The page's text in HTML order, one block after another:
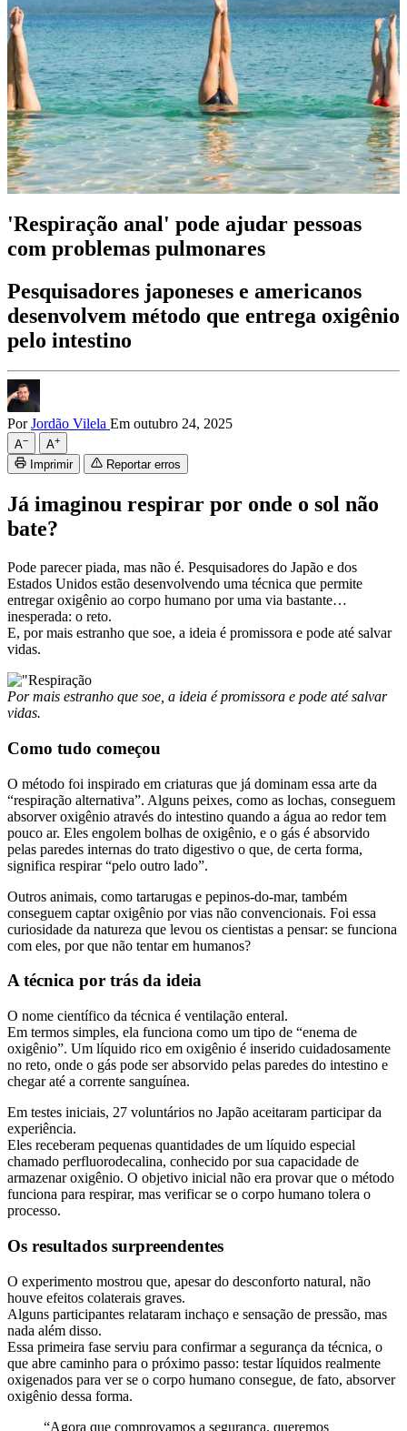
'Respiração anal' pode ajudar pessoas
com problemas pulmonares
Pesquisadores japoneses e americanos
desenvolvem método que entrega oxigênio
pelo intestino
PorJordão Vilela Em outubro 24, 2025
A− A+
Imprimir Reportar erros
Já imaginou respirar por onde o sol não
bate?
Pode parecer piada, mas não é. Pesquisadores do Japão e dos
Estados Unidos estão desenvolvendo uma técnica que permite
entregar oxigênio ao corpo humano por uma via bastante…
inesperada: o reto.
E, por mais estranho que soe, a ideia é promissora e pode até salvar
vidas.
Por mais estranho que soe, a ideia é promissora e pode até salvar
vidas.
Como tudo começou
O método foi inspirado em criaturas que já dominam essa arte da
“respiração alternativa”. Alguns peixes, como as lochas, conseguem
absorver oxigênio através do intestino quando a água ao redor tem
pouco ar. Eles engolem bolhas de oxigênio, e o gás é absorvido
pelas paredes internas do trato digestivo o que, de certa forma,
significa respirar “pelo outro lado”.
Outros animais, como tartarugas e pepinos-do-mar, também
conseguem captar oxigênio por vias não convencionais. Foi essa
curiosidade da natureza que levou os cientistas a pensar: se funciona
com eles, por que não tentar em humanos?
A técnica por trás da ideia
O nome científico da técnica é ventilação enteral.
Em termos simples, ela funciona como um tipo de “enema de
oxigênio”. Um líquido rico em oxigênio é inserido cuidadosamente
no reto, onde o gás pode ser absorvido pelas paredes do intestino e
chegar até a corrente sanguínea.
Em testes iniciais, 27 voluntários no Japão aceitaram participar da
experiência.
Eles receberam pequenas quantidades de um líquido especial
chamado perfluorodecalina, conhecido por sua capacidade de
armazenar oxigênio. O objetivo inicial não era provar que o método
funciona para respirar, mas verificar se o corpo humano tolera o
processo.
Os resultados surpreendentes
O experimento mostrou que, apesar do desconforto natural, não
houve efeitos colaterais graves.
Alguns participantes relataram inchaço e sensação de pressão, mas
nada além disso.
Essa primeira fase serviu para confirmar a segurança da técnica, o
que abre caminho para o próximo passo: testar líquidos realmente
oxigenados para ver se o corpo humano consegue, de fato, absorver
oxigênio dessa forma.
“Agora que comprovamos a segurança, queremos